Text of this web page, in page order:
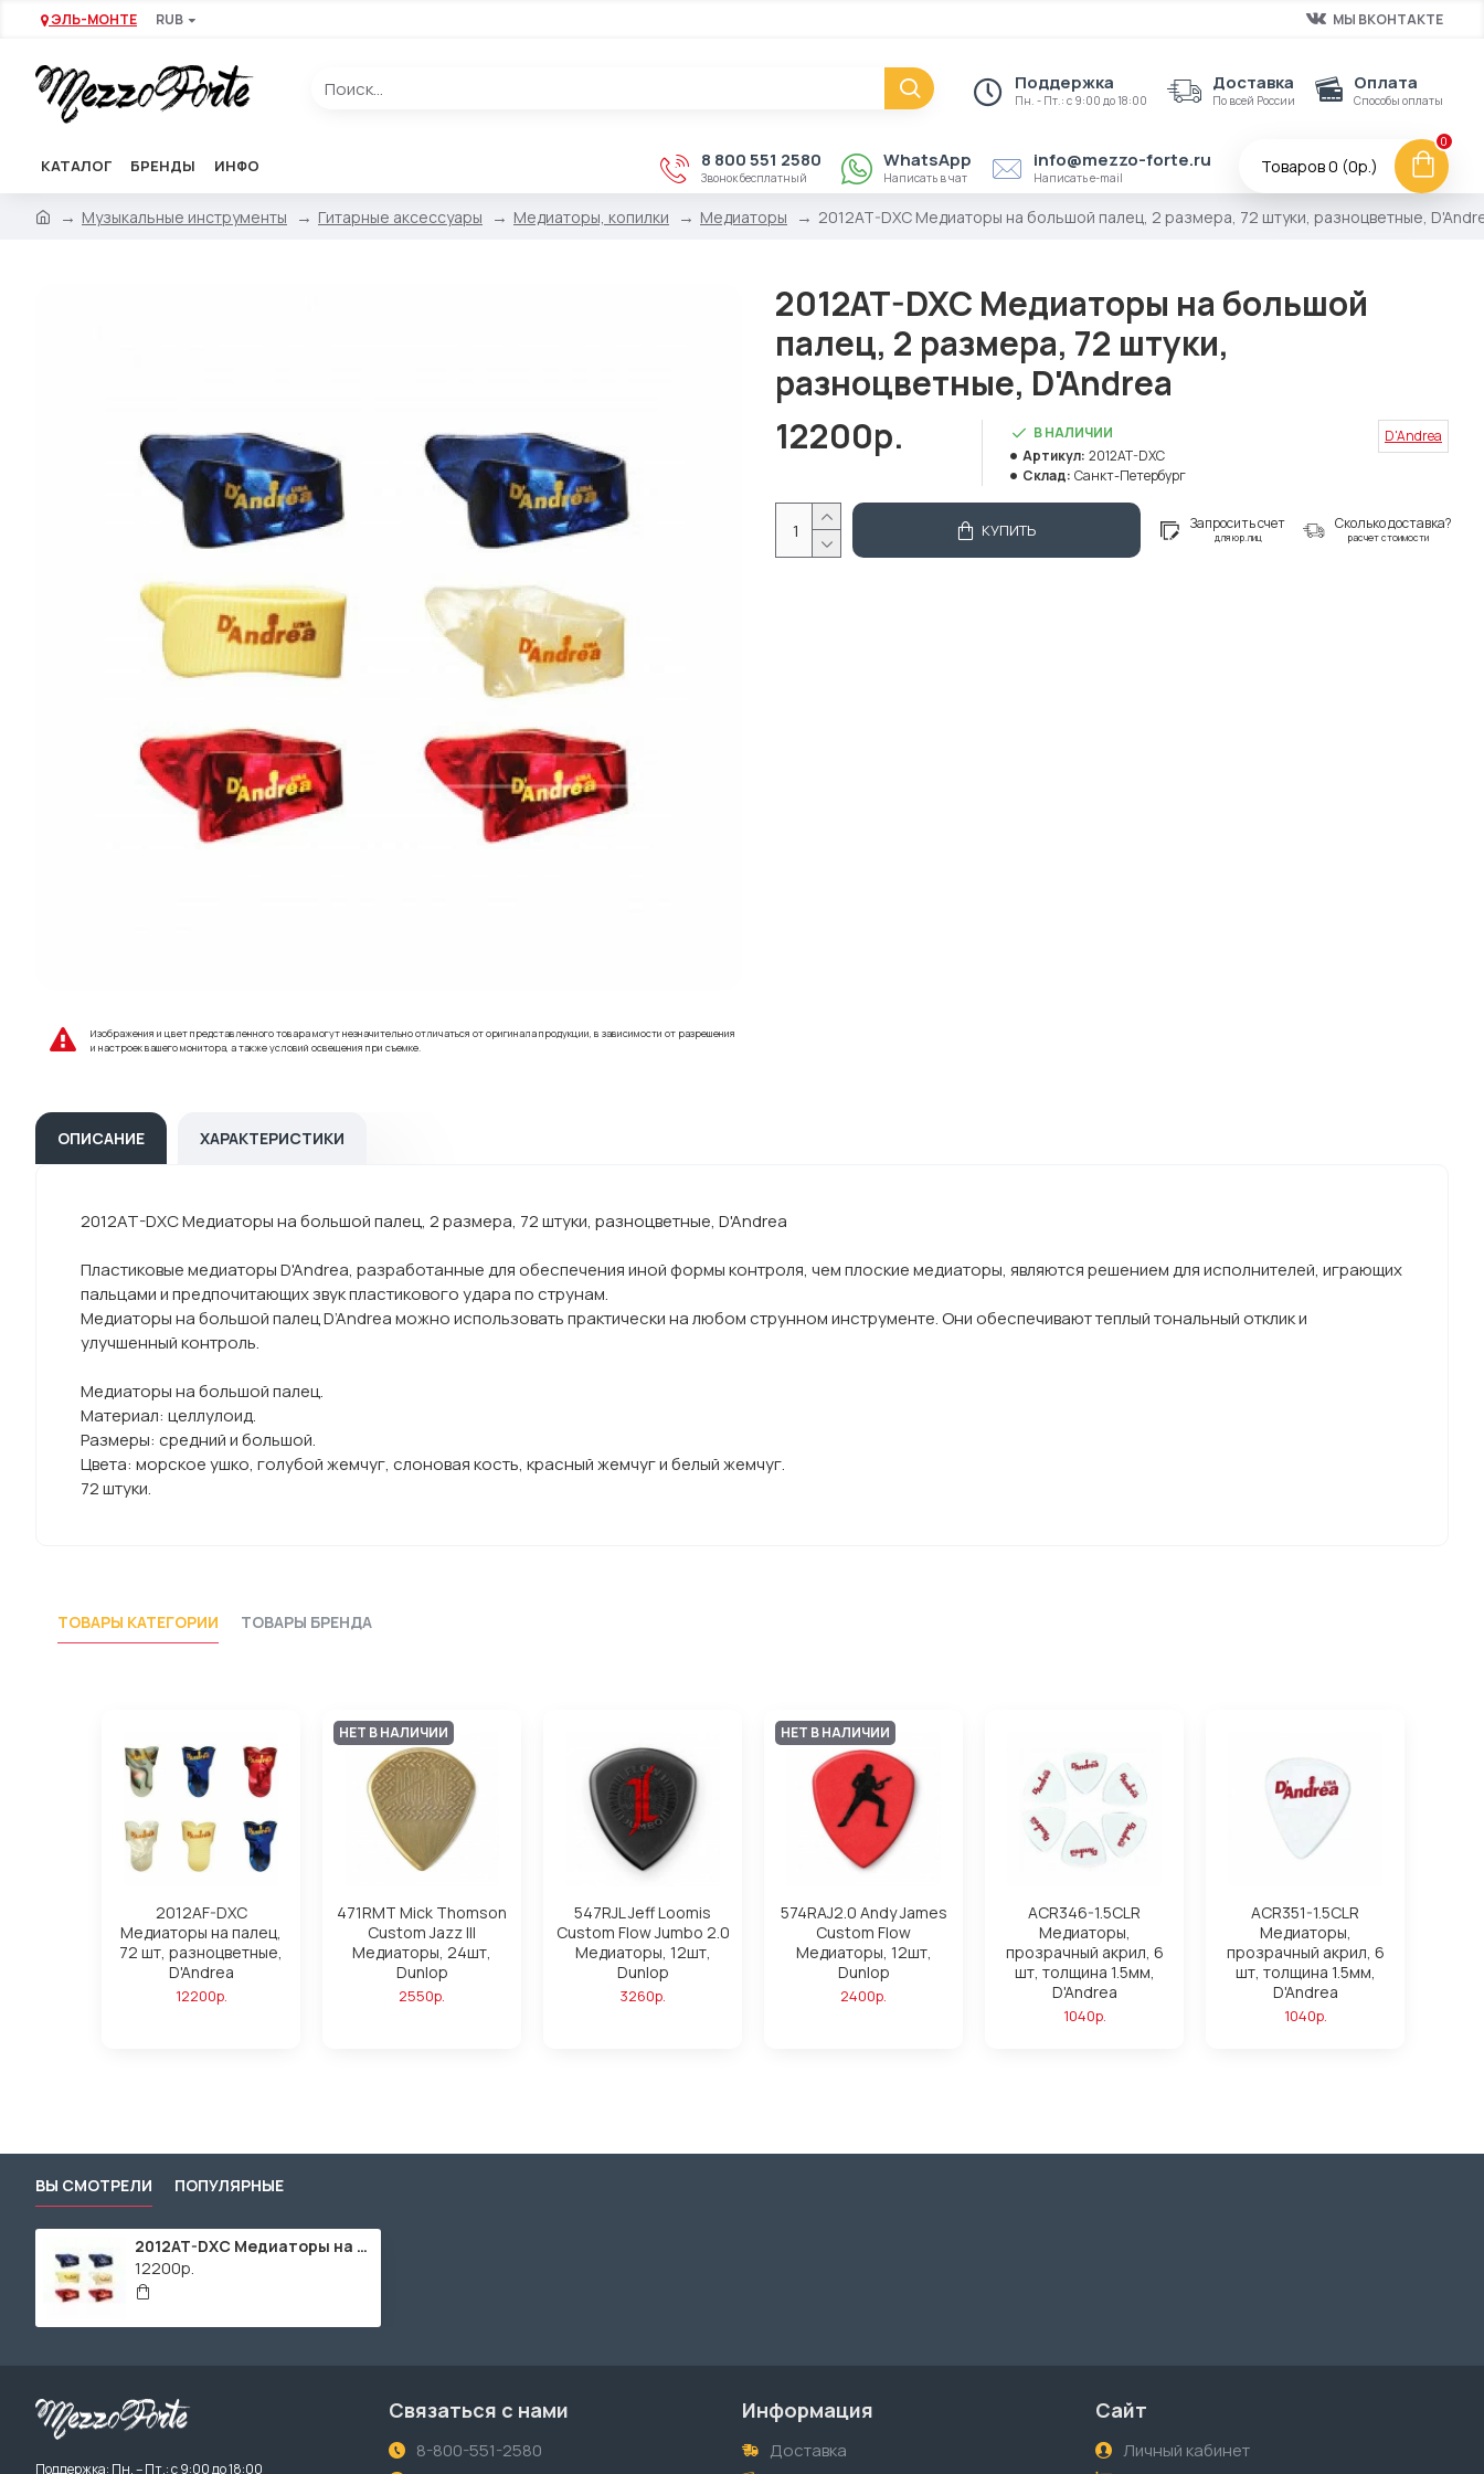
ЭЛЬ-МОНТЕ RUB МЫ ВКОНТАКТЕ
Поддержка
Пн. - Пт.: с 9:00 до 18:00
Доставка
По всей России
Оплата
Способы оплаты
КАТАЛОГ БРЕНДЫ ИНФО 8 800 551 2580
Звонок бесплатный
WhatsApp
Написать в чат
info@mezzo-forte.ru
Написать e-mail
Товаров 0 (0р.)
0
Музыкальные инструменты Гитарные аксессуары Медиаторы, копилки Медиаторы 2012AT-DXC Медиаторы на большой палец, 2 размера, 72 штуки, разноцветные,
Изображения и цвет представленного товара могут незначительно отличаться от оригинала продукции, в зависимости от разрешения
и настроек вашего монитора, а также условий освещения при съемке.
2012AT-DXC Медиаторы на большой
палец, 2 размера, 72 штуки,
разноцветные, D'Andrea
12200р.
В НАЛИЧИИ
Артикул: 2012AT-DXC
Склад: Санкт-Петербург
D'Andrea
КУПИТЬ Запросить счет
для юр.лиц
Сколько доставка?
расчет стоимости
ОПИСАНИЕ ХАРАКТЕРИСТИКИ
2012AT-DXC Медиаторы на большой палец, 2 размера, 72 штуки, разноцветные, D'Andrea
Пластиковые медиаторы D'Andrea, разработанные для обеспечения иной формы контроля, чем плоские медиаторы, являются решением для исполнителей, играющих
пальцами и предпочитающих звук пластикового удара по струнам.
Медиаторы на большой палец D’Andrea можно использовать практически на любом струнном инструменте. Они обеспечивают теплый тональный отклик и
улучшенный контроль.
Медиаторы на большой палец.
Материал: целлулоид.
Размеры: средний и большой.
Цвета: морское ушко, голубой жемчуг, слоновая кость, красный жемчуг и белый жемчуг.
72 штуки.
ТОВАРЫ КАТЕГОРИИ ТОВАРЫ БРЕНДА
2012AF-DXC
Медиаторы на палец,
72 шт, разноцветные,
D'Andrea
12200р.
НЕТ В НАЛИЧИИ
471RMT Mick Thomson
Custom Jazz III
Медиаторы, 24шт,
Dunlop
2550р.
547RJL Jeff Loomis
Custom Flow Jumbo 2.0
Медиаторы, 12шт,
Dunlop
3260р.
НЕТ В НАЛИЧИИ
574RAJ2.0 Andy James
Custom Flow
Медиаторы, 12шт,
Dunlop
2400р.
ACR346-1.5CLR
Медиаторы,
прозрачный акрил, 6
шт, толщина 1.5мм,
D'Andrea
1040р.
ACR351-1.5CLR
Медиаторы,
прозрачный акрил, 6
шт, толщина 1.5мм,
D'Andrea
1040р.
ВЫ СМОТРЕЛИ ПОПУЛЯРНЫЕ
2012AT-DXC Медиаторы на большой палец, 2 размера, 72 штуки, разноцветные, D'Andrea
12200р.
Поддержка: Пн. – Пт.: с 9:00 до 18:00
Связаться с нами
8-800-551-2580
Информация
Доставка
Сайт
Личный кабинет